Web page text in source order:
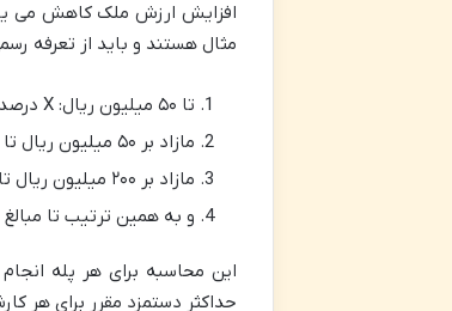
افزایش ارزش ملک کاهش می
مثال هستند و باید از تعرفه
تا ۵۰ میلیون ریال: X درصد
مازاد بر ۵۰ میلیون ریال تا ۲۰۰ میلیون ریال: Y درصد
مازاد بر ۲۰۰ میلیون ریال تا ۵۰۰ میلیون ریال: Z درصد
و به همین ترتیب تا مبالغ
این محاسبه برای هر پله
حداکثر دستمزد مقرر برای هر کارشناس در این ماده ۱۱۸